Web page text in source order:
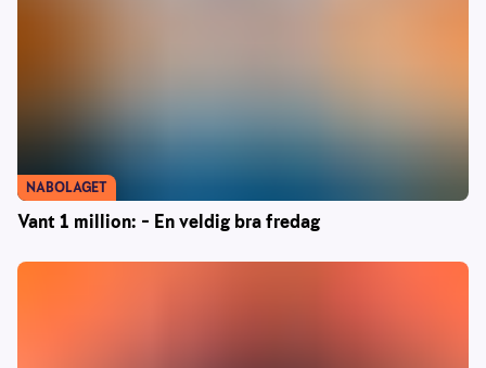
Vant 1 million: – En veldig bra fredag
NABOLAGET